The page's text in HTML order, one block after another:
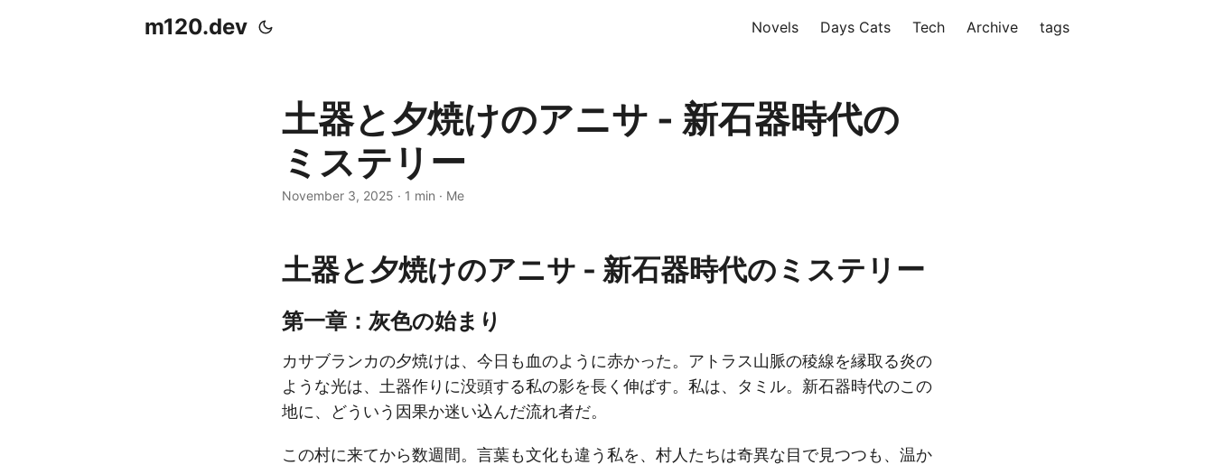
m120.dev Novels Days Cats Tech Archive tags
土器と夕焼けのアニサ - 新石器時代の
ミステリー
November 3, 2025 · 1 min · Me
土器と夕焼けのアニサ - 新石器時代のミステリー
第一章：灰色の始まり
カサブランカの夕焼けは、今日も血のように赤かった。アトラス山脈の稜線を縁取る炎の
ような光は、土器作りに没頭する私の影を長く伸ばす。私は、タミル。新石器時代のこの
地に、どういう因果か迷い込んだ流れ者だ。
この村に来てから数週間。言葉も文化も違う私を、村人たちは奇異な目で見つつも、温か